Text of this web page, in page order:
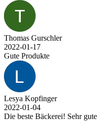
Thomas Gurschler
2022-01-17
Gute Produkte
Lesya Kopfinger
2022-01-04
Die beste Bäckerei! Sehr